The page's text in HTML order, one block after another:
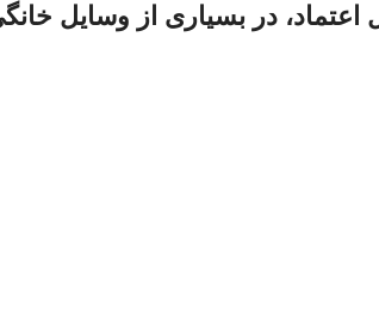
اعتماد، در بسیاری از وسایل